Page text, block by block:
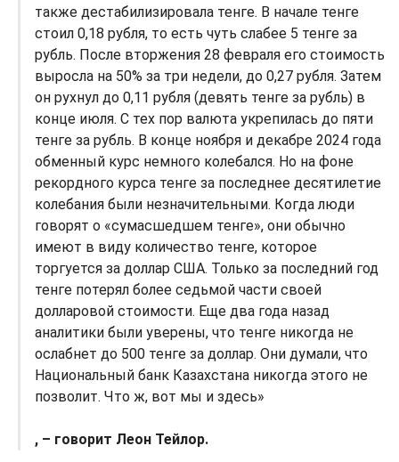
также дестабилизировала тенге. В начале тенге
стоил 0,18 рубля, то есть чуть слабее 5 тенге за
рубль. После вторжения 28 февраля его стоимость
выросла на 50% за три недели, до 0,27 рубля. Затем
он рухнул до 0,11 рубля (девять тенге за рубль) в
конце июля. С тех пор валюта укрепилась до пяти
тенге за рубль. В конце ноября и декабре 2024 года
обменный курс немного колебался. Но на фоне
рекордного курса тенге за последнее десятилетие
колебания были незначительными. Когда люди
говорят о «сумасшедшем тенге», они обычно
имеют в виду количество тенге, которое
торгуется за доллар США. Только за последний год
тенге потерял более седьмой части своей
долларовой стоимости. Еще два года назад
аналитики были уверены, что тенге никогда не
ослабнет до 500 тенге за доллар. Они думали, что
Национальный банк Казахстана никогда этого не
позволит. Что ж, вот мы и здесь»
, – говорит Леон Тейлор.